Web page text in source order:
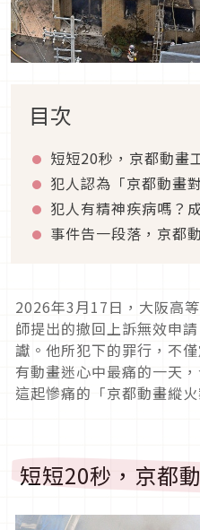
目次
短短20秒，京都動畫
犯人認為「京都動畫
犯人有精神疾病嗎？
事件告一段落，京都
2026年3月17日，大阪高
師提出的撤回上訴無效申
讞。他所犯下的罪行，不
有動畫迷心中最痛的一天
這起慘痛的「京都動畫縱火
短短20秒，京都